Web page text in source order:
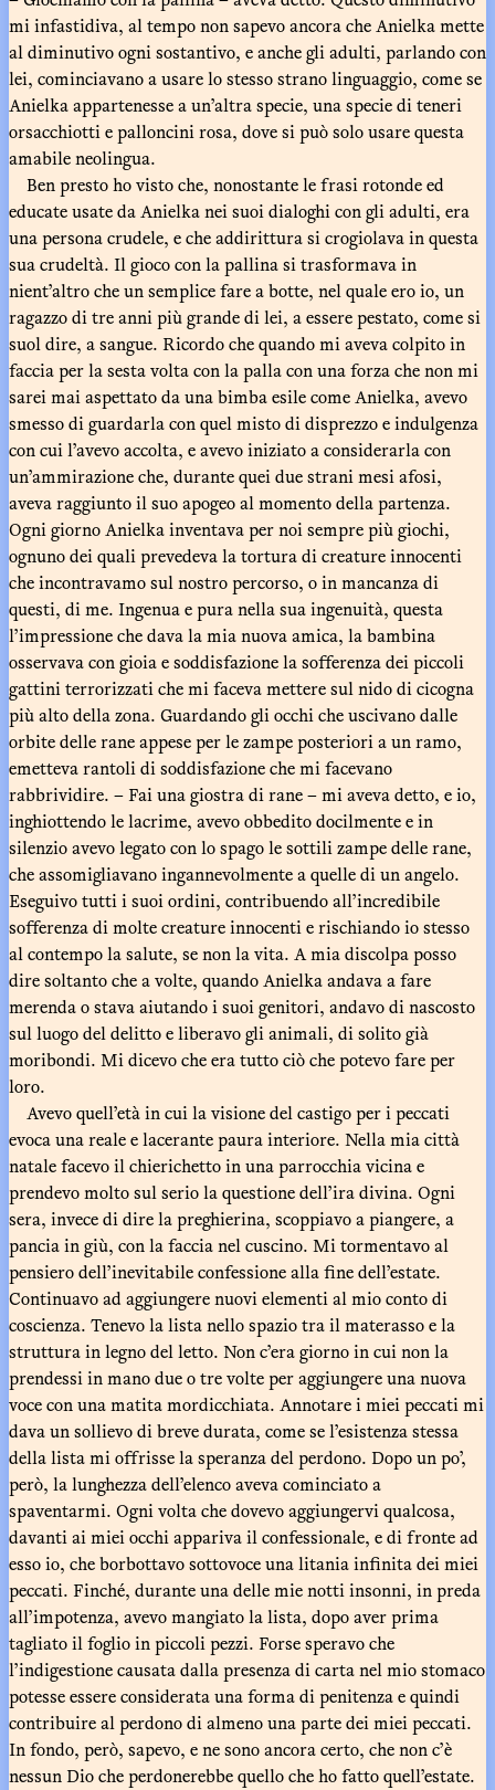
mi infastidiva, al tempo non sapevo ancora che Anielka mette
al diminutivo ogni sostantivo, e anche gli adulti, parlando con
lei, cominciavano a usare lo stesso strano linguaggio, come se
Anielka appartenesse a un’altra specie, una specie di teneri
orsacchiotti e palloncini rosa, dove si può solo usare questa
amabile neolingua.
Ben presto ho visto che, nonostante le frasi rotonde ed
educate usate da Anielka nei suoi dialoghi con gli adulti, era
una persona crudele, e che addirittura si crogiolava in questa
sua crudeltà. Il gioco con la pallina si trasformava in
nient’altro che un semplice fare a botte, nel quale ero io, un
ragazzo di tre anni più grande di lei, a essere pestato, come si
suol dire, a sangue. Ricordo che quando mi aveva colpito in
faccia per la sesta volta con la palla con una forza che non mi
sarei mai aspettato da una bimba esile come Anielka, avevo
smesso di guardarla con quel misto di disprezzo e indulgenza
con cui l’avevo accolta, e avevo iniziato a considerarla con
un’ammirazione che, durante quei due strani mesi afosi,
aveva raggiunto il suo apogeo al momento della partenza.
Ogni giorno Anielka inventava per noi sempre più giochi,
ognuno dei quali prevedeva la tortura di creature innocenti
che incontravamo sul nostro percorso, o in mancanza di
questi, di me. Ingenua e pura nella sua ingenuità, questa
l’impressione che dava la mia nuova amica, la bambina
osservava con gioia e soddisfazione la sofferenza dei piccoli
gattini terrorizzati che mi faceva mettere sul nido di cicogna
più alto della zona. Guardando gli occhi che uscivano dalle
orbite delle rane appese per le zampe posteriori a un ramo,
emetteva rantoli di soddisfazione che mi facevano
rabbrividire. – Fai una giostra di rane – mi aveva detto, e io,
inghiottendo le lacrime, avevo obbedito docilmente e in
silenzio avevo legato con lo spago le sottili zampe delle rane,
che assomigliavano ingannevolmente a quelle di un angelo.
Eseguivo tutti i suoi ordini, contribuendo all’incredibile
sofferenza di molte creature innocenti e rischiando io stesso
al contempo la salute, se non la vita. A mia discolpa posso
dire soltanto che a volte, quando Anielka andava a fare
merenda o stava aiutando i suoi genitori, andavo di nascosto
sul luogo del delitto e liberavo gli animali, di solito già
moribondi. Mi dicevo che era tutto ciò che potevo fare per
loro.
Avevo quell’età in cui la visione del castigo per i peccati
evoca una reale e lacerante paura interiore. Nella mia città
natale facevo il chierichetto in una parrocchia vicina e
prendevo molto sul serio la questione dell’ira divina. Ogni
sera, invece di dire la preghierina, scoppiavo a piangere, a
pancia in giù, con la faccia nel cuscino. Mi tormentavo al
pensiero dell’inevitabile confessione alla fine dell’estate.
Continuavo ad aggiungere nuovi elementi al mio conto di
coscienza. Tenevo la lista nello spazio tra il materasso e la
struttura in legno del letto. Non c’era giorno in cui non la
prendessi in mano due o tre volte per aggiungere una nuova
voce con una matita mordicchiata. Annotare i miei peccati mi
dava un sollievo di breve durata, come se l’esistenza stessa
della lista mi offrisse la speranza del perdono. Dopo un po’,
però, la lunghezza dell’elenco aveva cominciato a
spaventarmi. Ogni volta che dovevo aggiungervi qualcosa,
davanti ai miei occhi appariva il confessionale, e di fronte ad
esso io, che borbottavo sottovoce una litania infinita dei miei
peccati. Finché, durante una delle mie notti insonni, in preda
all’impotenza, avevo mangiato la lista, dopo aver prima
tagliato il foglio in piccoli pezzi. Forse speravo che
l’indigestione causata dalla presenza di carta nel mio stomaco
potesse essere considerata una forma di penitenza e quindi
contribuire al perdono di almeno una parte dei miei peccati.
In fondo, però, sapevo, e ne sono ancora certo, che non c’è
nessun Dio che perdonerebbe quello che ho fatto quell’estate.